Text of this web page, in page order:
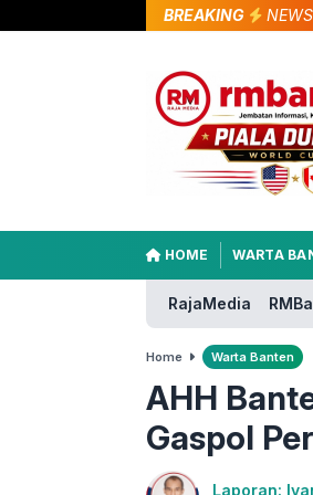
BREAKING NEWS
HOME WARTA
RajaMedia
Home Warta Banten
AHH
Gaspol
Laporan: